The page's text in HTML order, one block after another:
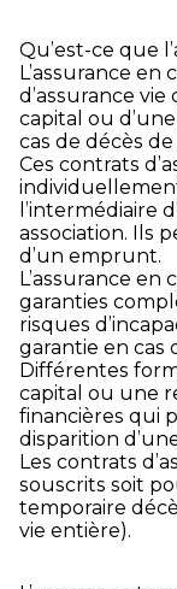
Qu’est-ce que
L’assurance en
d’assurance
capital ou
cas de décès
Ces contrats
l’intermédiaire
association. Ils
d’un emprunt.
L’assurance
garanties
risques
garantie en cas
Différentes
capital ou une
financières qui
disparition
Les contrats
souscrits soit
temporaire
vie entière).